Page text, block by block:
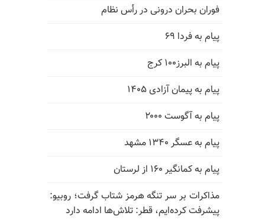
فوران بحران درونی در رأس نظام
پیام به فردا ۶۹
پیام به البرز۱۰۰ کرج
پیام به پیمان آزادی ۱۴۰۵
پیام به آگوست ۲۰۰۰
پیام به عسگر ۱۳۴۰ مشهد
پیام به کمانگیر ۱۶۰ از لرستان
مذاکرات بر سر تنگه هرمز شتاب گرفت؛ روبیو:
پیشرفت کرده‌ایم، قطر: تلاش‌ها ادامه دارد